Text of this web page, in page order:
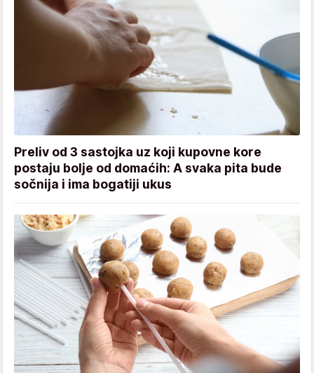
Preliv od 3 sastojka uz koji kupovne kore
postaju bolje od domaćih: A svaka pita bude
sočnija i ima bogatiji ukus